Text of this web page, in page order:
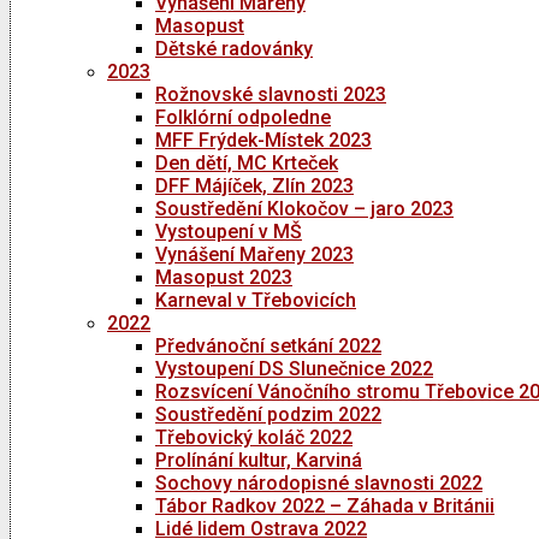
Masopust
Dětské radovánky
2023
Rožnovské slavnosti 2023
Folklórní odpoledne
MFF Frýdek-Místek 2023
Den dětí, MC Krteček
DFF Májíček, Zlín 2023
Soustředění Klokočov – jaro 2023
Vystoupení v MŠ
Vynášení Mařeny 2023
Masopust 2023
Karneval v Třebovicích
2022
Předvánoční setkání 2022
Vystoupení DS Slunečnice 2022
Rozsvícení Vánočního stromu Třebovice
Soustředění podzim 2022
Třebovický koláč 2022
Prolínání kultur, Karviná
Sochovy národopisné slavnosti 2022
Tábor Radkov 2022 – Záhada v Británii
Lidé lidem Ostrava 2022